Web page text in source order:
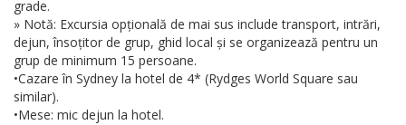
grade.
» Notă: Excursia opțională de mai sus include transport, intrări,
dejun, însoțitor de grup, ghid local și se organizează pentru un
grup de minimum 15 persoane.
•Cazare în Sydney la hotel de 4* (Rydges World Square sau
similar).
•Mese: mic dejun la hotel.